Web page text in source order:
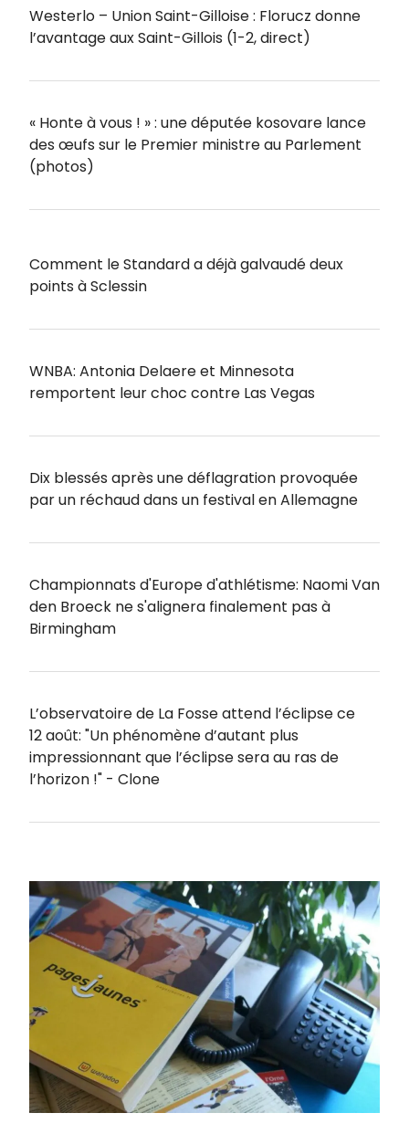
Westerlo – Union Saint-Gilloise : Florucz donne
l’avantage aux Saint-Gillois (1-2, direct)
« Honte à vous ! » : une députée kosovare lance
des œufs sur le Premier ministre au Parlement
(photos)
Comment le Standard a déjà galvaudé deux
points à Sclessin
WNBA: Antonia Delaere et Minnesota
remportent leur choc contre Las Vegas
Dix blessés après une déflagration provoquée
par un réchaud dans un festival en Allemagne
Championnats d'Europe d'athlétisme: Naomi Van
den Broeck ne s'alignera finalement pas à
Birmingham
L’observatoire de La Fosse attend l’éclipse ce
12 août: "Un phénomène d’autant plus
impressionnant que l’éclipse sera au ras de
l’horizon !" - Clone